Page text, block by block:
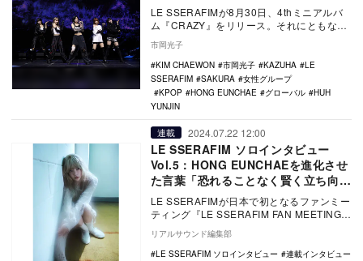
LE SSERAFIMが8月30日、4thミニアルバ
ム『CRAZY』をリリース。それにともない
韓国で開催されたメディア向けショー…
市岡光子
KIM CHAEWON
市岡光子 KAZUHA
LE
SSERAFIM
SAKURA
女性グループ
KPOP
HONG EUNCHAE グローバル
HUH
YUNJIN
連載 2024.07.22 12:00
LE SSERAFIM ソロインタビュー
Vol.5：HONG EUNCHAEを進化させ
た言葉「恐れることなく賢く立ち向か
う人に変えてくれた」
LE SSERAFIMが日本で初となるファンミー
ティング『LE SSERAFIM FAN MEETING
リアルサウンド編集部
LE SSERAFIM ソロインタビュー
連載インタビュー